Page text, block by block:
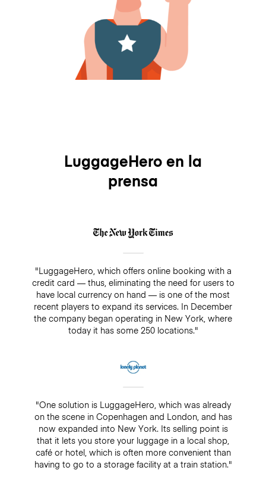
LuggageHero en la
prensa
"LuggageHero, which offers online booking with a
credit card — thus, eliminating the need for users to
have local currency on hand — is one of the most
recent players to expand its services. In December
the company began operating in New York, where
today it has some 250 locations."
"One solution is LuggageHero, which was already
on the scene in Copenhagen and London, and has
now expanded into New York. Its selling point is
that it lets you store your luggage in a local shop,
café or hotel, which is often more convenient than
having to go to a storage facility at a train station."